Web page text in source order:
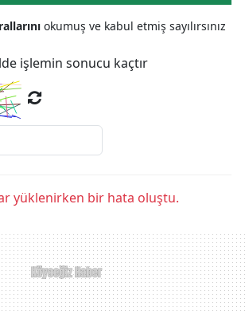
okumuş ve kabul etmiş sayılırsınız
işlemin sonucu kaçtır
yüklenirken bir hata oluştu.